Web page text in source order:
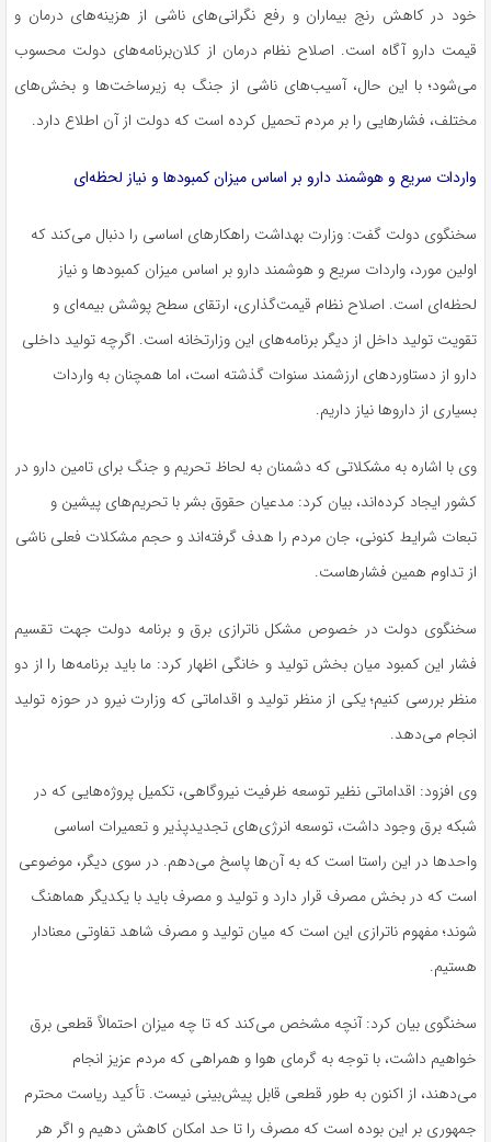
خود در کاهش رنج بیماران و رفع نگرانی‌های ناشی از هزینه‌های درمان و
قیمت دارو آگاه است. اصلاح نظام درمان از کلان‌برنامه‌های دولت محسوب
می‌شود؛ با این حال، آسیب‌های ناشی از جنگ به زیرساخت‌ها و بخش‌های
مختلف، فشارهایی را بر مردم تحمیل کرده است که دولت از آن اطلاع دارد.
واردات سریع و هوشمند دارو بر اساس میزان کمبودها و نیاز لحظه‌ای
سخنگوی دولت گفت: وزارت بهداشت راهکارهای اساسی را دنبال می‌کند که
اولین مورد، واردات سریع و هوشمند دارو بر اساس میزان کمبودها و نیاز
لحظه‌ای است. اصلاح نظام قیمت‌گذاری، ارتقای سطح پوشش بیمه‌ای و
تقویت تولید داخل از دیگر برنامه‌های این وزارتخانه است. اگرچه تولید داخلی
دارو از دستاوردهای ارزشمند سنوات گذشته است، اما همچنان به واردات
بسیاری از داروها نیاز داریم.
وی با اشاره به مشکلاتی که دشمنان به لحاظ تحریم و جنگ برای تامین دارو در
کشور ایجاد کرده‌اند، بیان کرد: مدعیان حقوق بشر با تحریم‌های پیشین و
تبعات شرایط کنونی، جان مردم را هدف گرفته‌اند و حجم مشکلات فعلی ناشی
از تداوم همین فشارهاست.
سخنگوی دولت در خصوص مشکل ناترازی برق و برنامه دولت جهت تقسیم
فشار این کمبود میان بخش تولید و خانگی اظهار کرد: ما باید برنامه‌ها را از دو
منظر بررسی کنیم؛ یکی از منظر تولید و اقداماتی که وزارت نیرو در حوزه تولید
انجام می‌دهد.
وی افزود: اقداماتی نظیر توسعه ظرفیت نیروگاهی، تکمیل پروژه‌هایی که در
شبکه برق وجود داشت، توسعه انرژی‌های تجدیدپذیر و تعمیرات اساسی
واحدها در این راستا است که به آن‌ها پاسخ می‌دهم. در سوی دیگر، موضوعی
است که در بخش مصرف قرار دارد و تولید و مصرف باید با یکدیگر هماهنگ
شوند؛ مفهوم ناترازی این است که میان تولید و مصرف شاهد تفاوتی معنادار
هستیم.
سخنگوی بیان کرد: آنچه مشخص می‌کند که تا چه میزان احتمالاً قطعی برق
خواهیم داشت، با توجه به گرمای هوا و همراهی که مردم عزیز انجام
می‌دهند، از اکنون به طور قطعی قابل پیش‌بینی نیست. تأکید ریاست محترم
جمهوری بر این بوده است که مصرف را تا حد امکان کاهش دهیم و اگر هر